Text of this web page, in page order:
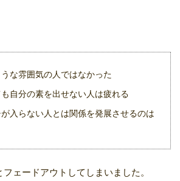
な雰囲気の人ではなかった
自分の素を出せない人は疲れる
入らない人とは関係を発展させるのは
ェードアウトしてしまいました。